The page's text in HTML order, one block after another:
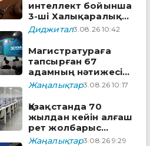
интеллект бойынша
3-ші Халықаралық
IOAI 2026
олимпиадасы
басталды
Диджитал3.08.26 10:42
Магистратураға
тапсырған 67
адамның нәтижесі
жойылды
Жаңалықтар3.08.26 10:17
Қазақстанда 70
жылдан кейін алғаш
рет жолбарыс
тарихи мекендеу
Жаңалықтар3.08.26 9:29